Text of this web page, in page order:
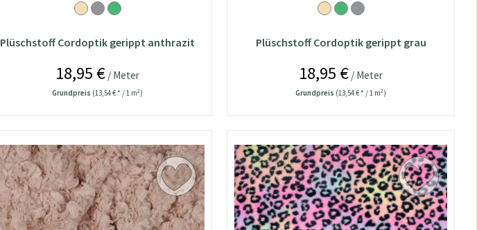
Plüschstoff Cordoptik gerippt anthrazit
18,95 € / Meter
Grundpreis (13,54 € * / 1 m²)
Plüschstoff Cordoptik gerippt grau
18,95 € / Meter
Grundpreis (13,54 € * / 1 m²)